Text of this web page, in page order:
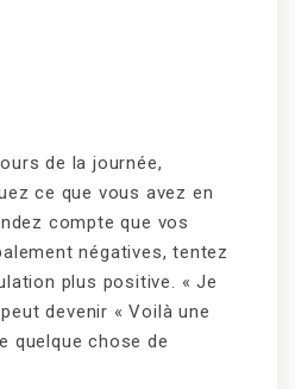
de la journée,
ce que vous avez en
compte que vos
négatives, tentez
plus positive. « Je
devenir « Voilà une
quelque chose de